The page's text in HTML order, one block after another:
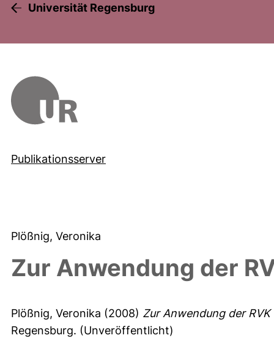
Universität Regensburg
Publikationsserver
Plößnig, Veronika
Zur Anwendung der
Plößnig, Veronika (2008) Zur Anwendung der
Regensburg. (Unveröffentlicht)